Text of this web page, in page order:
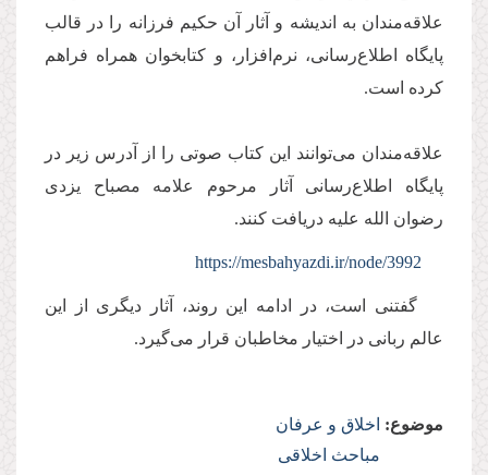
علاقه‌مندان به انديشه و آثار آن حكيم فرزانه را در قالب
پایگاه اطلاع‌رسانی، نرم‌افزار، و کتابخوان همراه فراهم
كرده است.
علاقه‌مندان می‌توانند اين كتاب صوتی‌ را از آدرس زیر در
پایگاه اطلاع‌رسانی آثار مرحوم علامه مصباح يزدی
رضوان‌ الله‌ عليه دريافت كنند.
https://mesbahyazdi.ir/node/3992
گفتنی است، در ادامه اين روند، آثار ديگری از اين
عالم ربانی در اختيار مخاطبان قرار می‌گيرد.
موضوع: اخلاق و عرفان
مباحث اخلاقی